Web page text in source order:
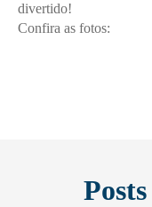
divertido!
Confira as fotos: